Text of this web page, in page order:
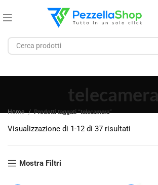
telecamera
Home Prodotti taggati “telecamera”
Visualizzazione di 1-12 di 37 risultati
Mostra Filtri